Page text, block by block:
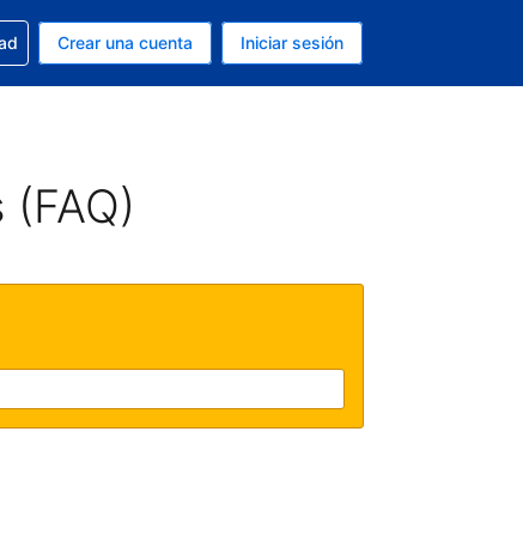
de EEUU
usando es Español (Argentina)
tu reservaCrear una cuenta Iniciar sesión